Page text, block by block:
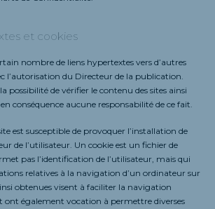
et cookies
nombre de liens hypertextes vers d’autres
l’autorisation du Directeur de la publication.
possibilité de vérifier le contenu des sites ainsi
conséquence aucune responsabilité de ce fait.
est susceptible de provoquer l’installation de
de l’utilisateur. Un cookie est un fichier de
pas l’identification de l’utilisateur, mais qui
relatives à la navigation d’un ordinateur sur
obtenues visent à faciliter la navigation
ont également vocation à permettre diverses